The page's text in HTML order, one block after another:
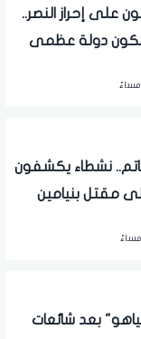
على إحراز النصر..
دولة عظمى
نشطاء يكشفون
مقتل بنيامين
بعد شائعات